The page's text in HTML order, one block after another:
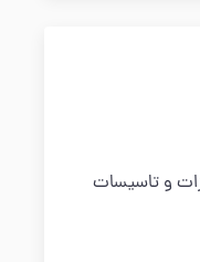
و تاسیسات